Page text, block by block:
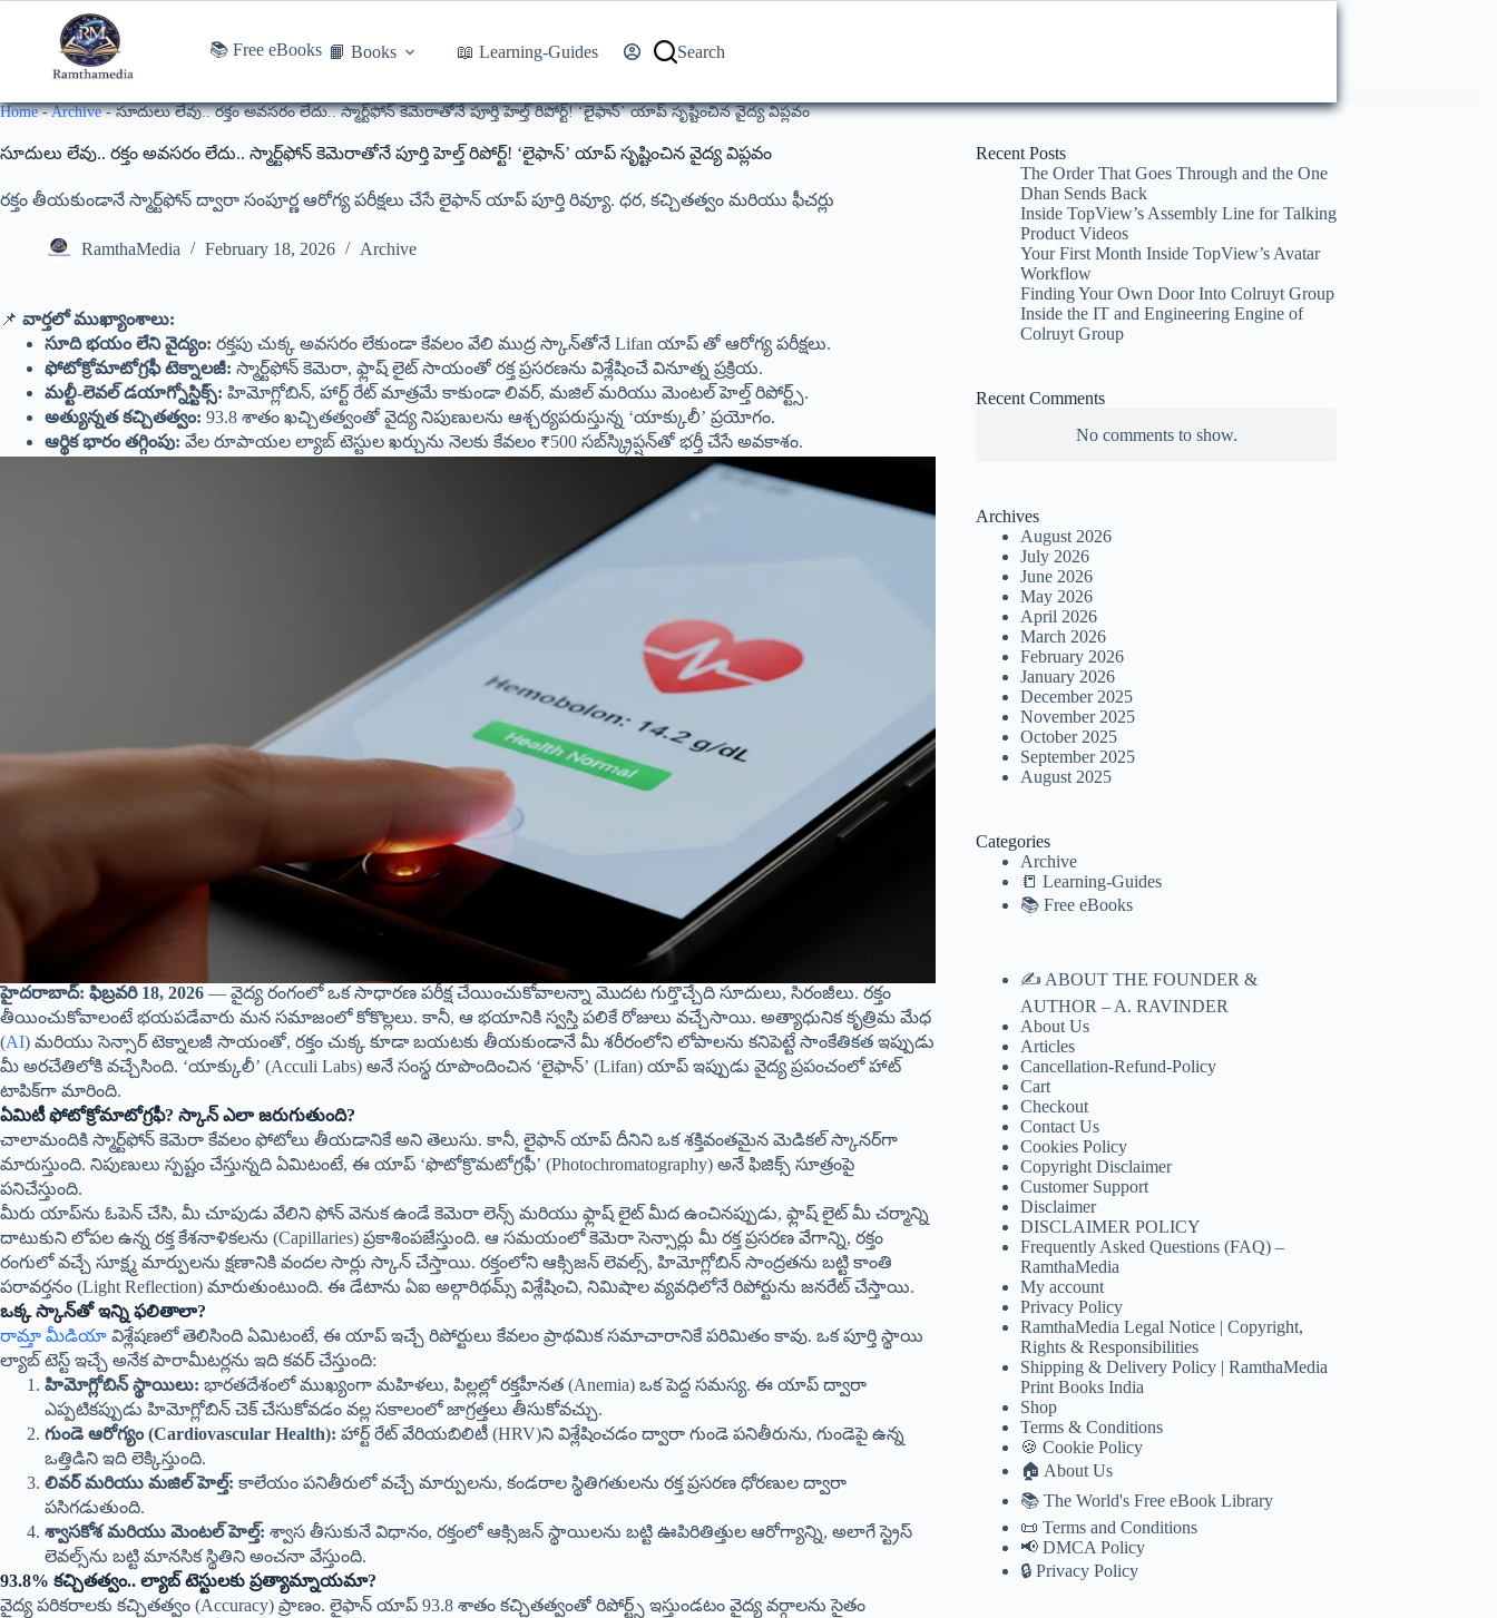
📚 Free eBooks 📙 Books 📖 Learning-Guides Search
Home-Archive-సూదులు లేవు.. రక్తం అవసరం లేదు.. స్మార్ట్‌ఫోన్ కెమెరాతోనే పూర్తి హెల్త్ రిపోర్ట్! ‘లైఫాన్’ యాప్ సృష్టించిన వైద్య విప్లవం
సూదులు లేవు.. రక్తం అవసరం లేదు.. స్మార్ట్‌ఫోన్ కెమెరాతోనే పూర్తి హెల్త్ రిపోర్ట్! ‘లైఫాన్’ యాప్ సృష్టించిన వైద్య విప్లవం
రక్తం తీయకుండానే స్మార్ట్‌ఫోన్ ద్వారా సంపూర్ణ ఆరోగ్య పరీక్షలు చేసే లైఫాన్ యాప్ పూర్తి రివ్యూ. ధర, కచ్చితత్వం మరియు ఫీచర్లు
RamthaMedia February 18, 2026 Archive
📌 వార్తలో ముఖ్యాంశాలు:
సూది భయం లేని వైద్యం: రక్తపు చుక్క అవసరం లేకుండా కేవలం వేలి ముద్ర స్కాన్‌తోనే Lifan యాప్ తో ఆరోగ్య పరీక్షలు.
ఫోటోక్రోమాటోగ్రఫీ టెక్నాలజీ: స్మార్ట్‌ఫోన్ కెమెరా, ఫ్లాష్ లైట్ సాయంతో రక్త ప్రసరణను విశ్లేషించే వినూత్న ప్రక్రియ.
మల్టీ-లెవల్ డయాగ్నోస్టిక్స్: హిమోగ్లోబిన్, హార్ట్ రేట్ మాత్రమే కాకుండా లివర్, మజిల్ మరియు మెంటల్ హెల్త్ రిపోర్ట్స్.
అత్యున్నత కచ్చితత్వం: 93.8 శాతం ఖచ్చితత్వంతో వైద్య నిపుణులను ఆశ్చర్యపరుస్తున్న ‘యాక్కులీ’ ప్రయోగం.
ఆర్థిక భారం తగ్గింపు: వేల రూపాయల ల్యాబ్ టెస్టుల ఖర్చును నెలకు కేవలం ₹500 సబ్‌స్క్రిప్షన్‌తో భర్తీ చేసే అవకాశం.
హైదరాబాద్: ఫిబ్రవరి 18, 2026 — వైద్య రంగంలో ఒక సాధారణ పరీక్ష చేయించుకోవాలన్నా మొదట గుర్తొచ్చేది సూదులు, సిరంజీలు. రక్తం
తీయించుకోవాలంటే భయపడేవారు మన సమాజంలో కోకొల్లలు. కానీ, ఆ భయానికి స్వస్తి పలికే రోజులు వచ్చేసాయి. అత్యాధునిక కృత్రిమ మేధ
(AI) మరియు సెన్సార్ టెక్నాలజీ సాయంతో, రక్తం చుక్క కూడా బయటకు తీయకుండానే మీ శరీరంలోని లోపాలను కనిపెట్టే సాంకేతికత ఇప్పుడు
మీ అరచేతిలోకి వచ్చేసింది. ‘యాక్కులీ’ (Acculi Labs) అనే సంస్థ రూపొందించిన ‘లైఫాన్’ (Lifan) యాప్ ఇప్పుడు వైద్య ప్రపంచంలో హాట్
టాపిక్‌గా మారింది.
ఏమిటీ ఫోటోక్రోమాటోగ్రఫీ? స్కాన్ ఎలా జరుగుతుంది?
చాలామందికి స్మార్ట్‌ఫోన్ కెమెరా కేవలం ఫోటోలు తీయడానికే అని తెలుసు. కానీ, లైఫాన్ యాప్ దీనిని ఒక శక్తివంతమైన మెడికల్ స్కానర్‌గా
మారుస్తుంది. నిపుణులు స్పష్టం చేస్తున్నది ఏమిటంటే, ఈ యాప్ ‘ఫొటోక్రొమటోగ్రఫీ’ (Photochromatography) అనే ఫిజిక్స్ సూత్రంపై
పనిచేస్తుంది.
మీరు యాప్‌ను ఓపెన్ చేసి, మీ చూపుడు వేలిని ఫోన్ వెనుక ఉండే కెమెరా లెన్స్ మరియు ఫ్లాష్ లైట్ మీద ఉంచినప్పుడు, ఫ్లాష్ లైట్ మీ చర్మాన్ని
దాటుకుని లోపల ఉన్న రక్త కేశనాళికలను (Capillaries) ప్రకాశింపజేస్తుంది. ఆ సమయంలో కెమెరా సెన్సార్లు మీ రక్త ప్రసరణ వేగాన్ని, రక్తం
రంగులో వచ్చే సూక్ష్మ మార్పులను క్షణానికి వందల సార్లు స్కాన్ చేస్తాయి. రక్తంలోని ఆక్సిజన్ లెవల్స్, హిమోగ్లోబిన్ సాంద్రతను బట్టి కాంతి
పరావర్తనం (Light Reflection) మారుతుంటుంది. ఈ డేటాను ఏఐ అల్గారిథమ్స్ విశ్లేషించి, నిమిషాల వ్యవధిలోనే రిపోర్టును జనరేట్ చేస్తాయి.
ఒక్క స్కాన్‌తో ఇన్ని ఫలితాలా?
రామ్తా మీడియా విశ్లేషణలో తెలిసింది ఏమిటంటే, ఈ యాప్ ఇచ్చే రిపోర్టులు కేవలం ప్రాథమిక సమాచారానికే పరిమితం కావు. ఒక పూర్తి స్థాయి
ల్యాబ్ టెస్ట్ ఇచ్చే అనేక పారామీటర్లను ఇది కవర్ చేస్తుంది:
హిమోగ్లోబిన్ స్థాయిలు: భారతదేశంలో ముఖ్యంగా మహిళలు, పిల్లల్లో రక్తహీనత (Anemia) ఒక పెద్ద సమస్య. ఈ యాప్ ద్వారా
ఎప్పటికప్పుడు హిమోగ్లోబిన్ చెక్ చేసుకోవడం వల్ల సకాలంలో జాగ్రత్తలు తీసుకోవచ్చు.
గుండె ఆరోగ్యం (Cardiovascular Health): హార్ట్ రేట్ వేరియబిలిటీ (HRV)ని విశ్లేషించడం ద్వారా గుండె పనితీరును, గుండెపై ఉన్న
ఒత్తిడిని ఇది లెక్కిస్తుంది.
లివర్ మరియు మజిల్ హెల్త్: కాలేయం పనితీరులో వచ్చే మార్పులను, కండరాల స్థితిగతులను రక్త ప్రసరణ ధోరణుల ద్వారా
పసిగడుతుంది.
శ్వాసకోశ మరియు మెంటల్ హెల్త్: శ్వాస తీసుకునే విధానం, రక్తంలో ఆక్సిజన్ స్థాయిలను బట్టి ఊపిరితిత్తుల ఆరోగ్యాన్ని, అలాగే స్ట్రెస్
లెవల్స్‌ను బట్టి మానసిక స్థితిని అంచనా వేస్తుంది.
93.8% కచ్చితత్వం.. ల్యాబ్ టెస్టులకు ప్రత్యామ్నాయమా?
వైద్య పరికరాలకు కచ్చితత్వం (Accuracy) ప్రాణం. లైఫాన్ యాప్ 93.8 శాతం కచ్చితత్వంతో రిపోర్ట్స్ ఇస్తుండటం వైద్య వర్గాలను సైతం
Recent Posts
The Order That Goes Through and the One
Dhan Sends Back
Inside TopView’s Assembly Line for Talking
Product Videos
Your First Month Inside TopView’s Avatar
Workflow
Finding Your Own Door Into Colruyt Group
Inside the IT and Engineering Engine of
Colruyt Group
Recent Comments
No comments to show.
Archives
August 2026
July 2026
June 2026
May 2026
April 2026
March 2026
February 2026
January 2026
December 2025
November 2025
October 2025
September 2025
August 2025
Categories
Archive
📒 Learning-Guides
📚 Free eBooks
✍️ ABOUT THE FOUNDER &
AUTHOR – A. RAVINDER
About Us
Articles
Cancellation-Refund-Policy
Cart
Checkout
Contact Us
Cookies Policy
Copyright Disclaimer
Customer Support
Disclaimer
DISCLAIMER POLICY
Frequently Asked Questions (FAQ) –
RamthaMedia
My account
Privacy Policy
RamthaMedia Legal Notice | Copyright,
Rights & Responsibilities
Shipping & Delivery Policy | RamthaMedia
Print Books India
Shop
Terms & Conditions
🍪 Cookie Policy
🏠 About Us
📚 The World's Free eBook Library
📜 Terms and Conditions
📢 DMCA Policy
🔒 Privacy Policy